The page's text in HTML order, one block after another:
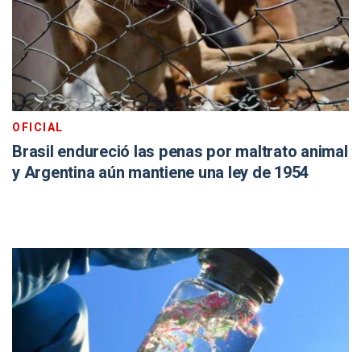
OFICIAL
Brasil endureció las penas por maltrato animal
y Argentina aún mantiene una ley de 1954